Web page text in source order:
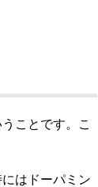
ことです。こ
はドーパミン